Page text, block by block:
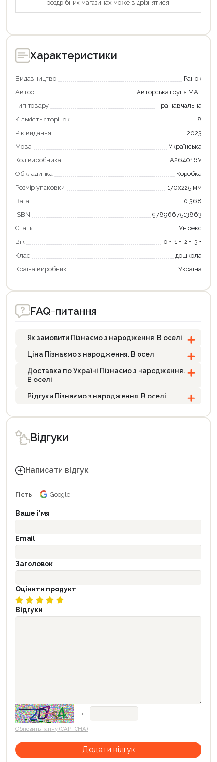
роздрібних магазинах може відрізнятися.
Характеристики
Видавництво
Ранок
Автор
Авторська група МАГ
Тип товару
Гра навчальна
Кількість сторінок
8
Рік видання
2023
Мова
Українська
Код виробника
А264016У
Обкладинка
Коробка
Розмір упаковки
170х225 мм
Вага
0.368
ISBN
9789667513863
Стать
Унісекс
Вік
0 +, 1 +, 2 +, 3 +
Клас
дошкола
Країна виробник
Україна
FAQ-питання
Як замовити Пізнаємо з народження. В оселі
Ціна Пізнаємо з народження. В оселі
Доставка по Україні Пізнаємо з народження.
В оселі
Відгуки Пізнаємо з народження. В оселі
Відгуки
Написати відгук
Гість Google
Ваше і'мя
Email
Заголовок
Оцінити продукт
Відгуки
→
Обновить капчу (CAPTCHA)
Продовжити покупки
Оформити замовлення